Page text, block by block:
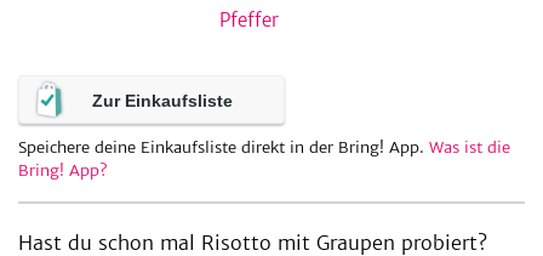
Pfeffer
Zur Einkaufsliste
Speichere deine Einkaufsliste direkt in der Bring! App. Was ist die
Bring! App?
Hast du schon mal Risotto mit Graupen probiert?